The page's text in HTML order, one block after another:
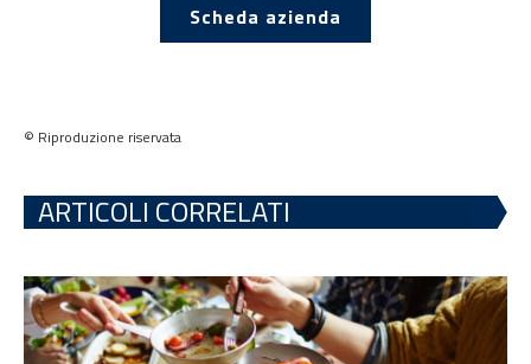
Scheda azienda
© Riproduzione riservata
ARTICOLI CORRELATI